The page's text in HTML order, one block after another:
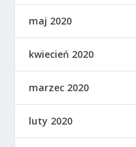
maj 2020
kwiecień 2020
marzec 2020
luty 2020